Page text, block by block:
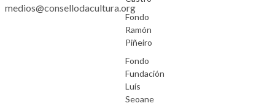
medios@consellodacultura.org
Fondo
Ramón
Piñeiro
Fondo
Fundación
Luís
Seoane